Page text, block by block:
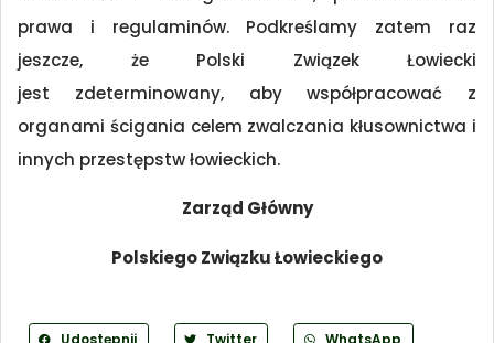
prawa i regulaminów. Podkreślamy zatem raz
jeszcze, że Polski Związek Łowiecki
jest zdeterminowany, aby współpracować z
organami ścigania celem zwalczania kłusownictwa i
innych przestępstw łowieckich.
Zarząd Główny
Polskiego Związku Łowieckiego
Udostępnij Twitter WhatsApp